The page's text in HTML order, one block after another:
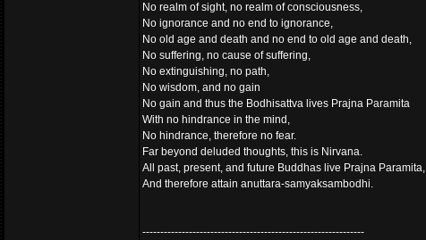
No realm of sight, no realm of consciousness,
No ignorance and no end to ignorance,
No old age and death and no end to old age and death,
No suffering, no cause of suffering,
No extinguishing, no path,
No wisdom, and no gain
No gain and thus the Bodhisattva lives Prajna Paramita
With no hindrance in the mind,
No hindrance, therefore no fear.
Far beyond deluded thoughts, this is Nirvana.
All past, present, and future Buddhas live Prajna Paramita,
And therefore attain anuttara-samyaksambodhi.
--------------------------------------------------------------